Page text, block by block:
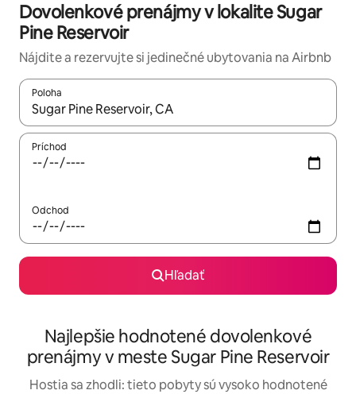
Dovolenkové prenájmy v lokalite Sugar
Pine Reservoir
Nájdite a rezervujte si jedinečné ubytovania na Airbnb
Poloha
Keď budú výsledky k dispozícii, môžete si ich prechádzať
Príchod
Odchod
Hľadať
Najlepšie hodnotené dovolenkové
prenájmy v meste Sugar Pine Reservoir
Hostia sa zhodli: tieto pobyty sú vysoko hodnotené